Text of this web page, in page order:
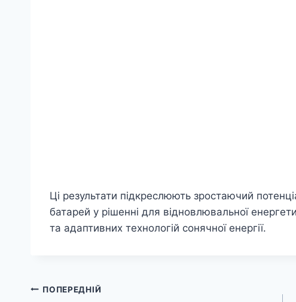
Ці результати підкреслюють зростаючий
батарей у рішенні для відновлювальної
та адаптивних технологій сонячної енергії.
Навігація
ПОПЕРЕДНІЙ